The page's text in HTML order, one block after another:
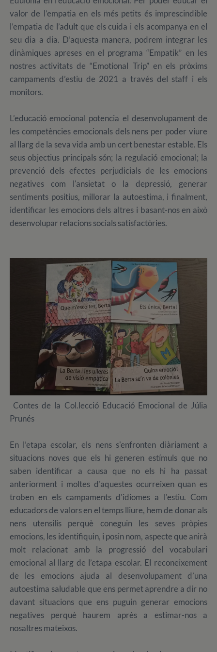
valor de l’empatia en els més petits és imprescindible
l’empatia de l’adult que els cuida i els acompanya en el
seu dia a dia. D’aquesta manera, podrem integrar les
dinàmiques apreses en el programa “Empatik” en les
nostres activitats de “Emotional Trip” en els pròxims
campaments d’estiu de 2021 a través del staff i els
monitors.
L’educació emocional potencia el desenvolupament de
les competències emocionals dels nens per poder viure
al llarg de la seva vida amb un cert benestar estable. Els
seus objectius principals són; la regulació emocional; la
prevenció dels efectes perjudicials de les emocions
negatives com l'ansietat o la depressió, generar
sentiments positius, millorar la autoestima, i finalment,
identificar les emocions dels altres i basant-nos en això
desenvolupar relacions socials satisfactòries.
Contes de la Col.lecció Educació Emocional de Júlia
Prunés
En l’etapa escolar, els nens s'enfronten diàriament a
situacions noves que els hi generen estímuls que no
saben identificar a causa que no els hi ha passat
anteriorment i moltes d'aquestes ocurreixen quan es
troben en els campaments d'idiomes a l'estiu. Com
educadors de valors en el temps lliure, hem de donar als
nens utensilis perquè coneguin les seves pròpies
emocions, les identifiquin, i posin nom, aspecte que anirà
molt relacionat amb la progressió del vocabulari
emocional al llarg de l’etapa escolar. El reconeixement
de les emocions ajuda al desenvolupament d’una
autoestima saludable que ens permet aprendre a dir no
davant situacions que ens puguin generar emocions
negatives perquè haurem après a estimar-nos a
nosaltres mateixos.